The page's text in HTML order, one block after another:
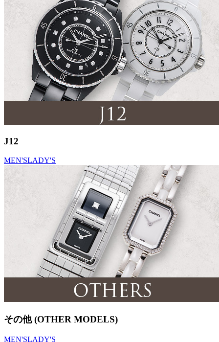
J12
MEN'SLADY'S
その他 (OTHER MODELS)
MEN'SLADY'S